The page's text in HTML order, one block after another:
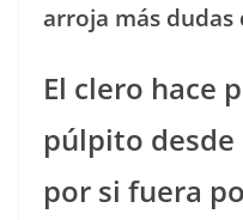
arroja más dudas
El clero hace
púlpito desde
por si fuera